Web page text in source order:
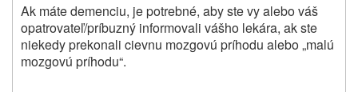
Ak máte demenciu, je potrebné, aby ste vy alebo váš
opatrovateľ/príbuzný informovali vášho lekára, ak ste
niekedy prekonali cievnu mozgovú príhodu alebo „malú
mozgovú príhodu“.